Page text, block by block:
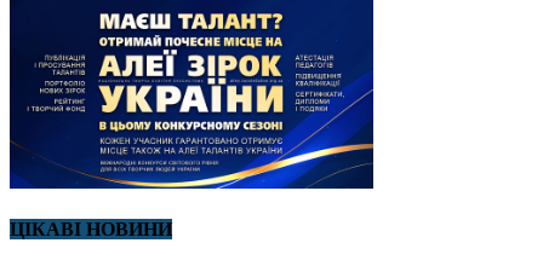
ЦІКАВІ НОВИНИ